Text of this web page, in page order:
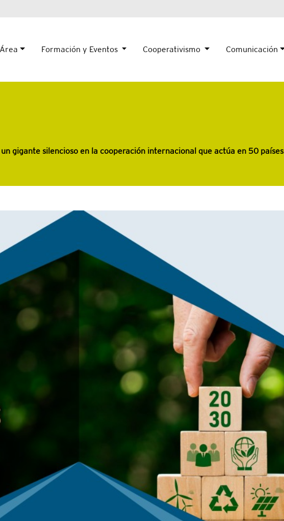
Área Formación y Eventos Cooperativismo Comunicación
un gigante silencioso en la cooperación internacional que actúa en 50 países